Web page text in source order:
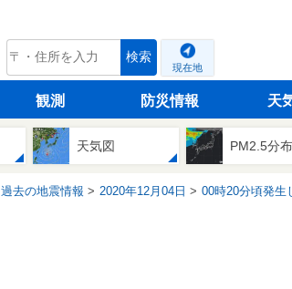
tenki.jp 検索
現在地
観測 防災情報 天
天気図 PM2.5分
過去の地震情報 2020年12月04日 00時20分頃発生